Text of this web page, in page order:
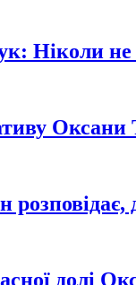
Ніколи не
Оксани
розповідає,
долі